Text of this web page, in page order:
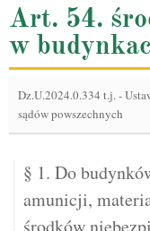
Art. 54.
w
Dz.U.2024.0.334 t.j.-
sądów powszechnych
§ 1. Do
amunicji,
środków